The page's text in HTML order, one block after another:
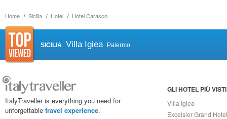
Home Sicilia Hotel Hotel Carasco
SICILIA Villa Igiea Palermo
ItalyTraveller is everything you need for
unforgettable travel experience.
GLI HOTEL PIÙ VISTI
Villa Igiea
Excelsior Grand Hotel